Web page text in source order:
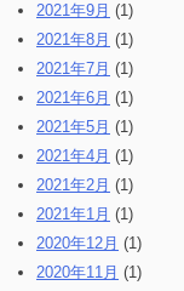
2021年9月 (1)
2021年8月 (1)
2021年7月 (1)
2021年6月 (1)
2021年5月 (1)
2021年4月 (1)
2021年2月 (1)
2021年1月 (1)
2020年12月 (1)
2020年11月 (1)